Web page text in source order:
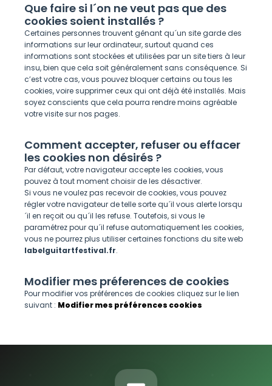
Que faire si l´on ne veut pas que des
cookies soient installés ?
Certaines personnes trouvent gênant qu´un site garde des
informations sur leur ordinateur, surtout quand ces
informations sont stockées et utilisées par un site tiers à leur
insu, bien que cela soit généralement sans conséquence. Si
c’est votre cas, vous pouvez bloquer certains ou tous les
cookies, voire supprimer ceux qui ont déjà été installés. Mais
soyez conscients que cela pourra rendre moins agréable
votre visite sur nos pages.
Comment accepter, refuser ou effacer
les cookies non désirés ?
Par défaut, votre navigateur accepte les cookies, vous
pouvez à tout moment choisir de les désactiver.
Si vous ne voulez pas recevoir de cookies, vous pouvez
régler votre navigateur de telle sorte qu´il vous alerte lorsqu
´il en reçoit ou qu´il les refuse. Toutefois, si vous le
paramétrez pour qu´il refuse automatiquement les cookies,
vous ne pourrez plus utiliser certaines fonctions du site web
labelguitartfestival.fr.
Modifier mes préferences de cookies
Pour modifier vos préférences de cookies cliquez sur le lien
suivant : Modifier mes préférences cookies